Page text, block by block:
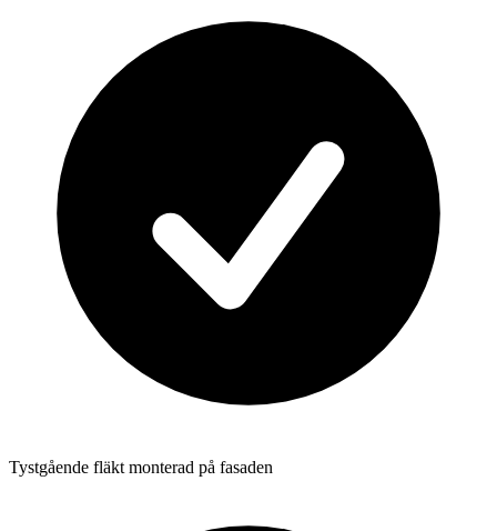
Tystgående fläkt monterad på fasaden